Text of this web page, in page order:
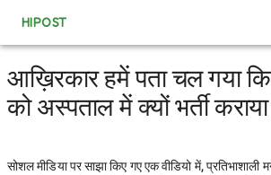
HIPOST
आख़िरकार हमें पता चल गया
को अस्पताल में क्यों भर्ती
सोशल मीडिया पर साझा किए गए एक वीडियो में, प्रतिभाशाली